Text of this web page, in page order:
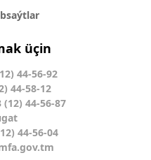
üçin
44-56-92
44-58-12
44-56-87
44-56-04